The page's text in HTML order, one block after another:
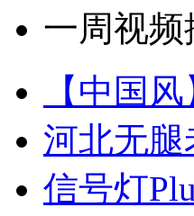
一周视频
【中国
河北无腿
信号灯